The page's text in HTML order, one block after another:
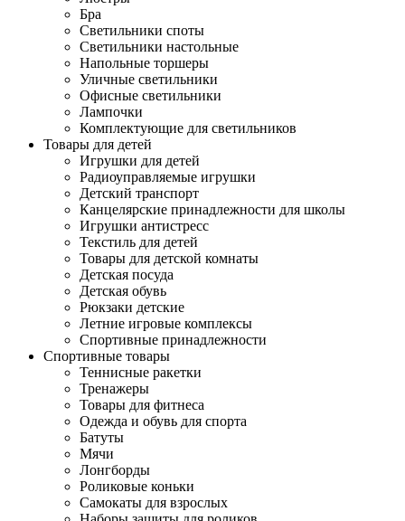
Бра
Светильники споты
Светильники настольные
Напольные торшеры
Уличные светильники
Офисные светильники
Лампочки
Комплектующие для светильников
Товары для детей
Игрушки для детей
Радиоуправляемые игрушки
Детский транспорт
Канцелярские принадлежности для школы
Игрушки антистресс
Текстиль для детей
Товары для детской комнаты
Детская посуда
Детская обувь
Рюкзаки детские
Летние игровые комплексы
Спортивные принадлежности
Спортивные товары
Теннисные ракетки
Тренажеры
Товары для фитнеса
Одежда и обувь для спорта
Батуты
Мячи
Лонгборды
Роликовые коньки
Самокаты для взрослых